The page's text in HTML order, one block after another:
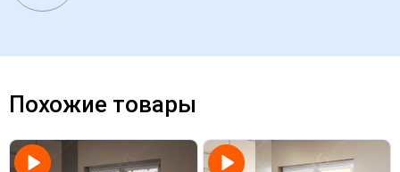
Похожие товары